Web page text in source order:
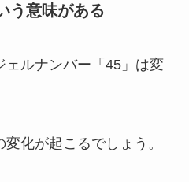
う意味がある
ルナンバー「45」は変
化が起こるでしょう。